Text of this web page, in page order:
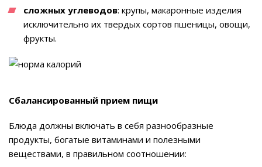
сложных углеводов: крупы, макаронные изделия
исключительно их твердых сортов пшеницы, овощи,
фрукты.
Сбалансированный прием пищи
Блюда должны включать в себя разнообразные
продукты, богатые витаминами и полезными
веществами, в правильном соотношении: